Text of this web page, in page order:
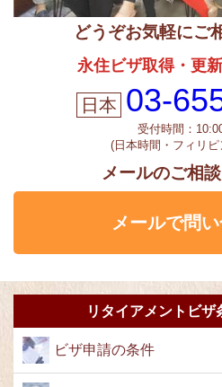
どうぞお気軽にご
永住ビザ取得・更新
03-
受付時間：
(日本時間・フィリ
メールのご相
メールで問
リタイアメントビザ
ビザ申請の条件